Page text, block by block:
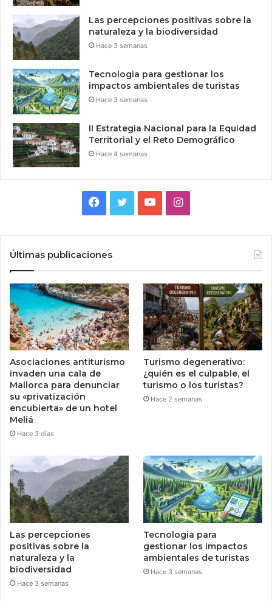
Las percepciones positivas sobre la
naturaleza y la biodiversidad
Hace 3 semanas
Tecnologia para gestionar los
impactos ambientales de turistas
Hace 3 semanas
II Estrategia Nacional para la Equidad
Territorial y el Reto Demográfico
Hace 4 semanas
Facebook
TwitterYouTubeInstagram
Últimas publicaciones
Asociaciones antiturismo
invaden una cala de
Mallorca para denunciar
su «privatización
encubierta» de un hotel
Meliá
Hace 3 días
Turismo degenerativo:
¿quién es el culpable, el
turismo o los turistas?
Hace 2 semanas
Las percepciones
positivas sobre la
naturaleza y la
biodiversidad
Hace 3 semanas
Tecnologia para
gestionar los impactos
ambientales de turistas
Hace 3 semanas